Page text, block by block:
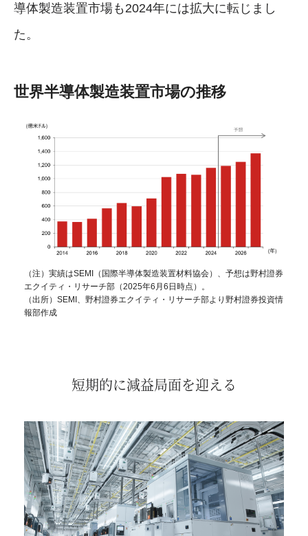
導体製造装置市場も2024年には拡大に転じまし
た。
世界半導体製造装置市場の推移
（注）実績はSEMI（国際半導体製造装置材料協会）、予想は野村證券
エクイティ・リサーチ部（2025年6月6日時点）。
（出所）SEMI、野村證券エクイティ・リサーチ部より野村證券投資情
報部作成
短期的に減益局面を迎える